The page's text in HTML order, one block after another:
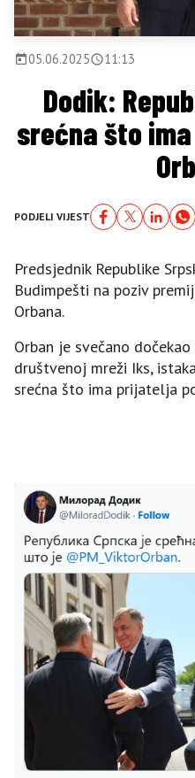
05.06.2025 11:13
Dodik:
srećna što
PODJELI VIJEST
Predsjednik Republike
Budimpešti na poziv
Orbana.
Orban je svečano
društvenoj mreži Iks,
srećna što ima prijatelja